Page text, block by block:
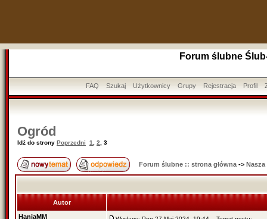
Forum ślubne
FAQ Szukaj Użytkownicy Grupy Rejestracja Profil
Ogród
Idź do strony Poprzedni 1 2 3
Forum ślubne :: strona główna ->
Autor
HaniaMM